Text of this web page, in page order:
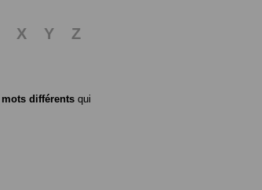
X Y
Z
mots différents qui